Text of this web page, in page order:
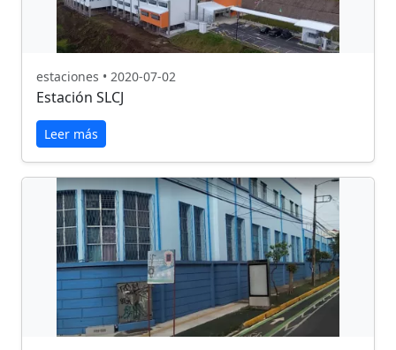
estaciones • 2020-07-02
Estación SLCJ
Leer más